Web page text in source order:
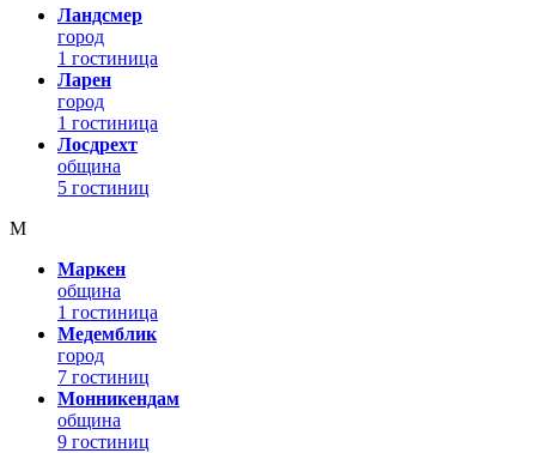
Ландсмер
город
1 гостиница
Ларен
город
1 гостиница
Лосдрехт
община
5 гостиниц
М
Маркен
община
1 гостиница
Медемблик
город
7 гостиниц
Монникендам
община
9 гостиниц